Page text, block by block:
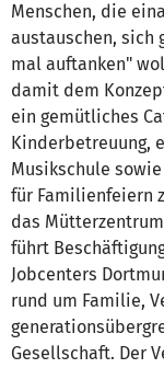
Menschen, die
austauschen, sich
mal auftanken"
damit dem
ein gemütliches
Kinderbetreuung,
Musikschule
für Familienfeiern
das
führt
Jobcenters
rund um Familie,
Gesellschaft. Der